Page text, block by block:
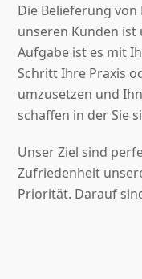
Die Belieferung
unseren Kunden ist
Aufgabe ist es mit
Schritt Ihre Praxis
umzusetzen und
schaffen in der Sie
Unser Ziel sind
Zufriedenheit
Priorität. Darauf